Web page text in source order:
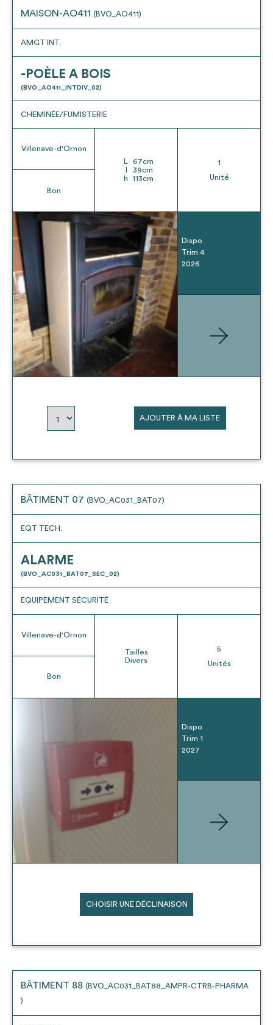
MAISON-AO411 (BVO_AO411)
AMGT INT.
-POÈLE A BOIS
(BVO_AO411_INTDIV_02)
CHEMINÉE/FUMISTERIE
Villenave-d'Ornon
Bon
L 67cm
39cm
h
113cm
1
Unité
Dispo
Trim 4
2026
AJOUTER À MA LISTE
BÂTIMENT 07 (BVO_AC031_BAT07)
EQT TECH.
ALARME
(BVO_AC031_BAT07_SEC_02)
EQUIPEMENT SÉCURITÉ
Villenave-d'Ornon
Bon
Tailles
Divers
5
Unités
Dispo
Trim 1
2027
CHOISIR UNE DÉCLINAISON
BÂTIMENT 88 (BVO_AC031_BAT88_AMPR-CTRB-PHARMA
)